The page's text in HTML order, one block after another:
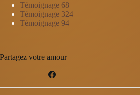
Témoignage 68
Témoignage 324
Témoignage 94
Partagez votre amour